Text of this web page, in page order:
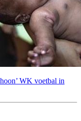
WK voetbal in